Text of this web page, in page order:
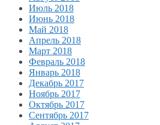
Июль 2018
Июнь 2018
Май 2018
Апрель 2018
Март 2018
Февраль 2018
Январь 2018
Декабрь 2017
Ноябрь 2017
Октябрь 2017
Сентябрь 2017